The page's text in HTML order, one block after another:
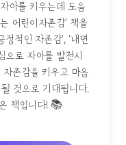
아를 키우는데 도움
어린이자존감' 책을
정적인 자존감', '내면
으로 자아를 발전시
존감을 키우고 마음
것으로 기대됩니다.
책입니다! 📚